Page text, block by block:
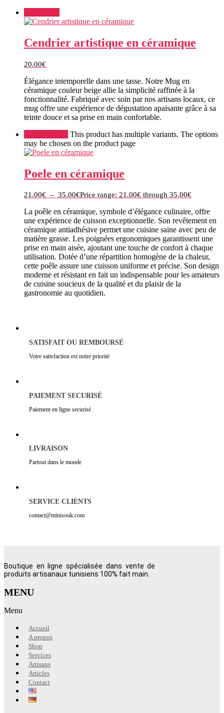
Cendrier artistique en céramique
20.00€
Élégance intemporelle dans une tasse. Notre Mug en
céramique couleur beige allie la simplicité raffinée à la
fonctionnalité. Fabriqué avec soin par nos artisans locaux, ce
mug offre une expérience de dégustation apaisante grâce à sa
teinte douce et sa prise en main confortable.
This product has multiple variants. The options
may be chosen on the product page
Poele en céramique
21.00€ – 35.00€Price range: 21.00€ through 35.00€
La poêle en céramique, symbole d’élégance culinaire, offre
une expérience de cuisson exceptionnelle. Son revêtement en
céramique antiadhésive permet une cuisine saine avec peu de
matière grasse. Les poignées ergonomiques garantissent une
prise en main aisée, ajoutant une touche de confort à chaque
utilisation. Dotée d’une répartition homogène de la chaleur,
cette poêle assure une cuisson uniforme et précise. Son design
moderne et résistant en fait un indispensable pour les amateurs
de cuisine soucieux de la qualité et du plaisir de la
gastronomie au quotidien.
SATISFAIT OU REMBOURSÉ
Votre satisfaction est notre priorité
PAIEMENT SECURISÉ
Paiement en ligne securisé
LIVRAISON
Partout dans le monde
SERVICE CLIENTS
contact@minisouk.com
Boutique en ligne spécialisée dans vente de
produits artisanaux tunisiens 100% fait main.
MENU
Menu
Accueil
A propos
Shop
Services
Artisans
Articles
Contact